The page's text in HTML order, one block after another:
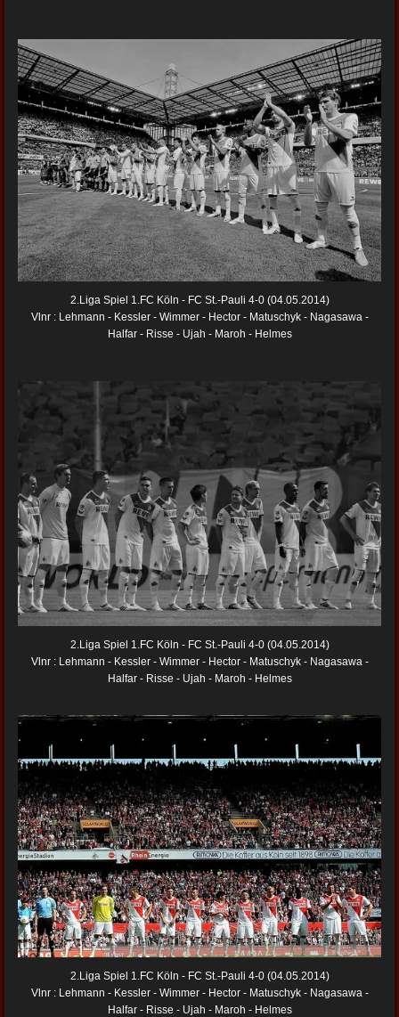
2.Liga Spiel 1.FC Köln - FC St.-Pauli 4-0 (04.05.2014)
Vlnr : Lehmann - Kessler - Wimmer - Hector - Matuschyk - Nagasawa -
Halfar - Risse - Ujah - Maroh - Helmes
2.Liga Spiel 1.FC Köln - FC St.-Pauli 4-0 (04.05.2014)
Vlnr : Lehmann - Kessler - Wimmer - Hector - Matuschyk - Nagasawa -
Halfar - Risse - Ujah - Maroh - Helmes
2.Liga Spiel 1.FC Köln - FC St.-Pauli 4-0 (04.05.2014)
Vlnr : Lehmann - Kessler - Wimmer - Hector - Matuschyk - Nagasawa -
Halfar - Risse - Ujah - Maroh - Helmes